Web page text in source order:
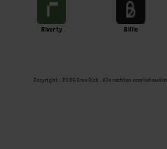
Riverty Billie
Copyright ; 2026 Ome Dick . Alle rechten voorbehouden